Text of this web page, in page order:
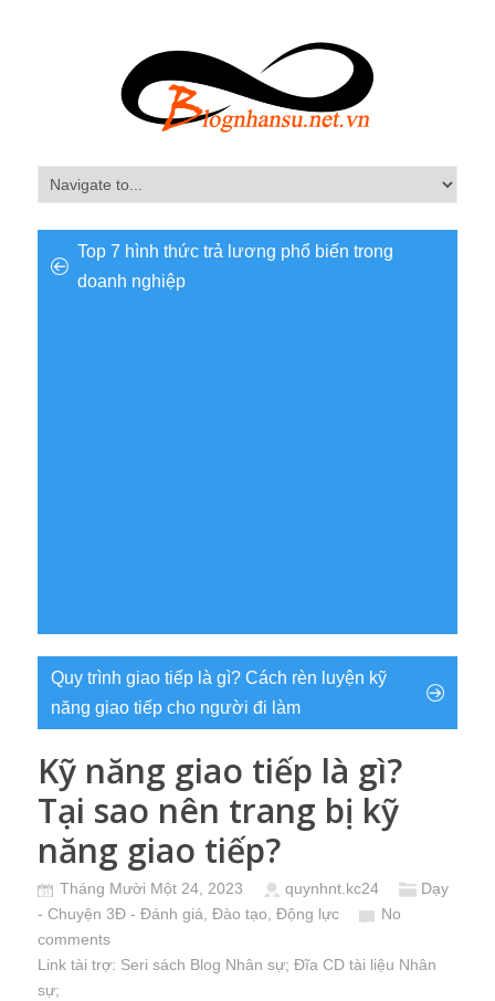
Top 7 hình thức trả lương phổ biến trong
doanh nghiệp
Quy trình giao tiếp là gì? Cách rèn luyện kỹ
năng giao tiếp cho người đi làm
Kỹ năng giao tiếp là gì?
Tại sao nên trang bị kỹ
năng giao tiếp?
Tháng Mười Một 24, 2023 quynhnt.kc24
Dạy
- Chuyện 3Đ - Đánh giá, Đào tạo, Động lực
No
comments
Link tài trợ: Seri sách Blog Nhân sự; Đĩa CD tài liệu Nhân
sự;